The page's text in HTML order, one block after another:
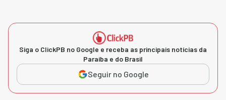
Siga o ClickPB no Google e receba as principais notícias da
Paraíba e do Brasil
Seguir no Google